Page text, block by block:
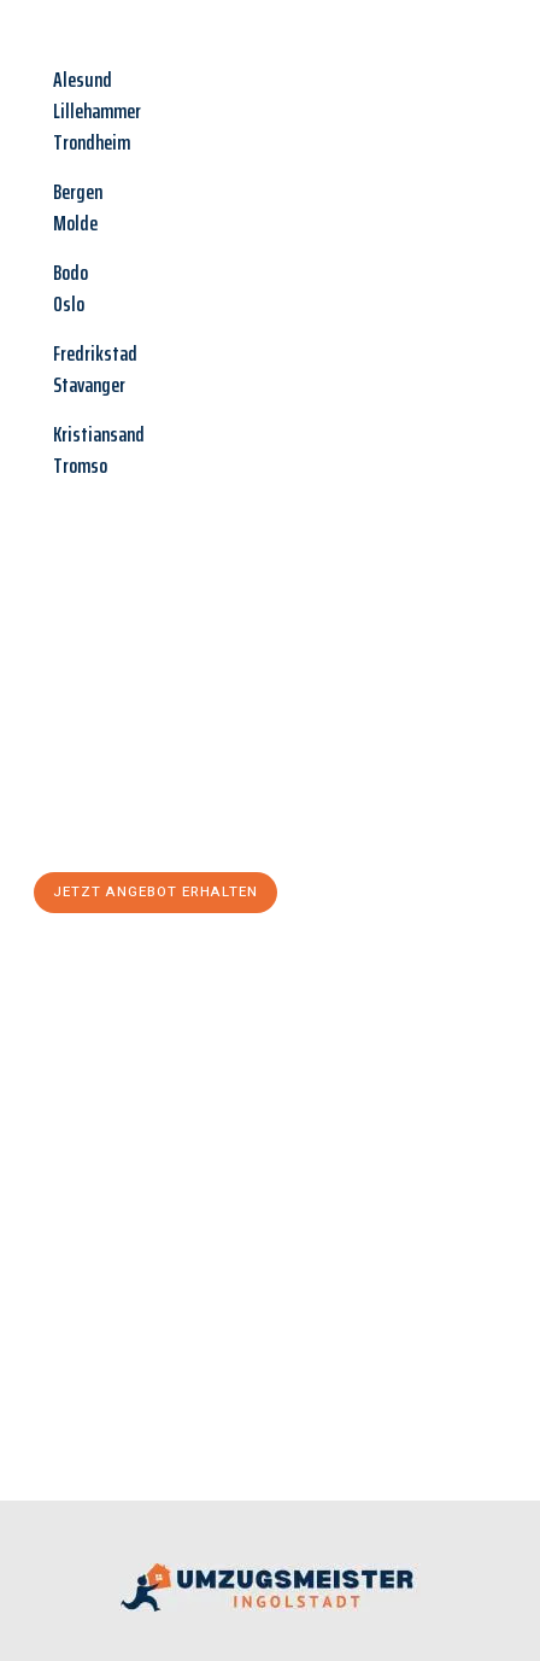
Alesund
Lillehammer
Trondheim
Bergen
Molde
Bodo
Oslo
Fredrikstad
Stavanger
Kristiansand
Tromso
JETZT ANGEBOT ERHALTEN